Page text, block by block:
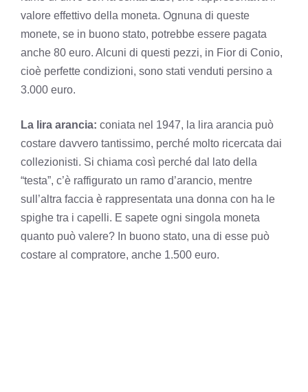
valore effettivo della moneta. Ognuna di queste
monete, se in buono stato, potrebbe essere pagata
anche 80 euro. Alcuni di questi pezzi, in Fior di Conio,
cioè perfette condizioni, sono stati venduti persino a
3.000 euro.
La lira arancia: coniata nel 1947, la lira arancia può
costare davvero tantissimo, perché molto ricercata dai
collezionisti. Si chiama così perché dal lato della
“testa”, c’è raffigurato un ramo d’arancio, mentre
sull’altra faccia è rappresentata una donna con ha le
spighe tra i capelli. E sapete ogni singola moneta
quanto può valere? In buono stato, una di esse può
costare al compratore, anche 1.500 euro.